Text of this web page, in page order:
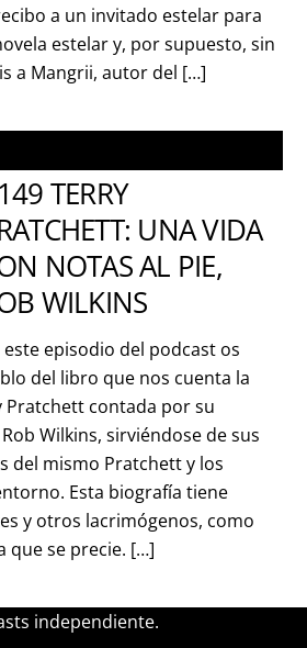
a un invitado estelar para
estelar y, por supuesto, sin
a Mangrii, autor del […]
TERRY
UNA VIDA
NOTAS AL PIE,
WILKINS
este episodio del podcast os
del libro que nos cuenta la
Pratchett contada por su
Wilkins, sirviéndose de sus
del mismo Pratchett y los
Esta biografía tiene
y otros lacrimógenos, como
que se precie. […]
independiente.